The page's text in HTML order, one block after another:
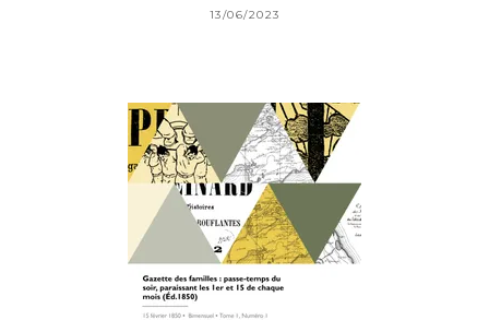
13/06/2023